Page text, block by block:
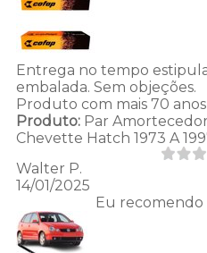
Entrega no tempo
embalada. Sem objeções.
Produto com mais 70
Produto:Par Amortecedor
Chevette Hatch 1973 A
Walter P.
14/01/2025
Eu recomendo